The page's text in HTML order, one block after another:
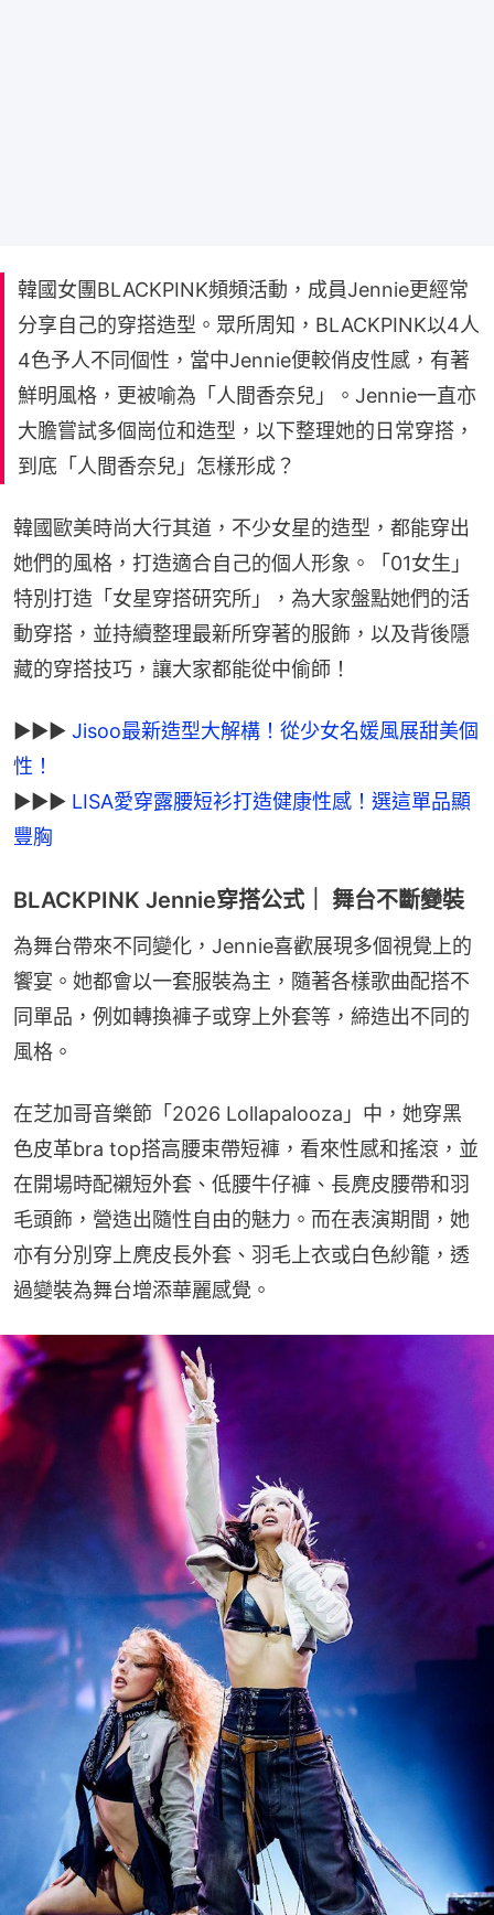
韓國女團BLACKPINK頻頻活動，成員Jennie更經常
分享自己的穿搭造型。眾所周知，BLACKPINK以4人
4色予人不同個性，當中Jennie便較俏皮性感，有著
鮮明風格，更被喻為「人間香奈兒」。Jennie一直亦
大膽嘗試多個崗位和造型，以下整理她的日常穿搭，
到底「人間香奈兒」怎樣形成？
韓國歐美時尚大行其道，不少女星的造型，都能穿出
她們的風格，打造適合自己的個人形象。「01女生」
特別打造「女星穿搭研究所」，為大家盤點她們的活
動穿搭，並持續整理最新所穿著的服飾，以及背後隱
藏的穿搭技巧，讓大家都能從中偷師！
►►► Jisoo最新造型大解構！從少女名媛風展甜美個
►►► LISA愛穿露腰短衫打造健康性感！選這單品顯
豐胸
BLACKPINK Jennie穿搭公式｜ 舞台不斷變裝
為舞台帶來不同變化，Jennie喜歡展現多個視覺上的
饗宴。她都會以一套服裝為主，隨著各樣歌曲配搭不
同單品，例如轉換褲子或穿上外套等，締造出不同的
風格。
在芝加哥音樂節「2026 Lollapalooza」中，她穿黑
色皮革bra top搭高腰束帶短褲，看來性感和搖滾，並
在開場時配襯短外套、低腰牛仔褲、長麂皮腰帶和羽
毛頭飾，營造出隨性自由的魅力。而在表演期間，她
亦有分別穿上麂皮長外套、羽毛上衣或白色紗籠，透
過變裝為舞台增添華麗感覺。